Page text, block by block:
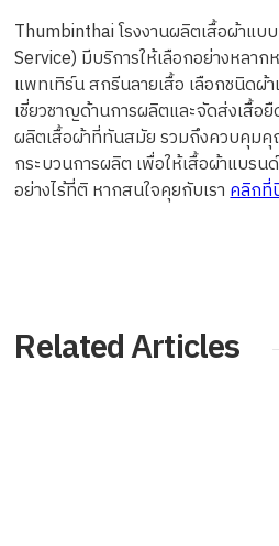
Thumbinthai โรงงานผลิตเสื้อผ้าแบ
Service) มีบริการให้เลือกอย่างหลาก
แพทเทิร์น สกรีนลายเสื้อ เลือกชนิดผ้
เชี่ยวชาญด้านการผลิตและจัดส่งเสื้
ผลิตเสื้อผ้าที่ทันสมัย รวมถึงควบคุม
กระบวนการผลิต เพื่อให้เสื้อผ้าแบ
อย่างไร้ที่ติ หากสนใจคุยกับเราคลิกที่
Related Articles